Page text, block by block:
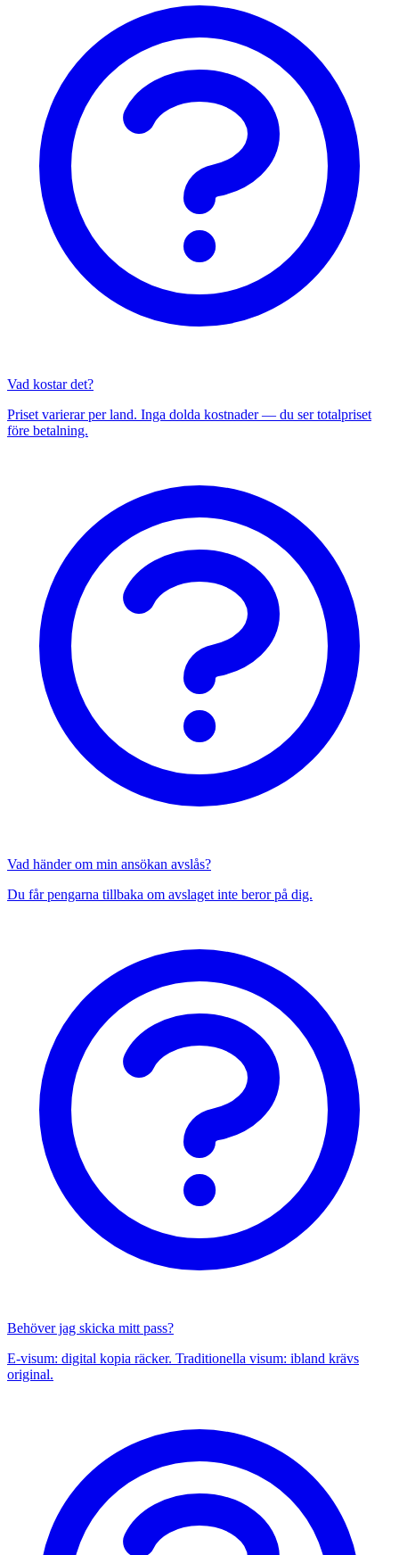
Vad kostar det?
Priset varierar per land. Inga dolda kostnader — du ser totalpriset
före betalning.
Vad händer om min ansökan avslås?
Du får pengarna tillbaka om avslaget inte beror på dig.
Behöver jag skicka mitt pass?
E-visum: digital kopia räcker. Traditionella visum: ibland krävs
original.